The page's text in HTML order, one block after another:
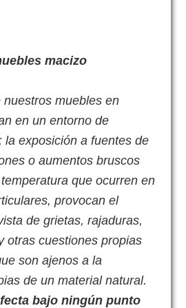
macizo
muebles en
en un entorno de
la exposición a fuentes de
o aumentos bruscos
que ocurren en
provocan el
de grietas, rajaduras,
otras cuestiones propias
son ajenos a la
de un material natural.
bajo ningún punto